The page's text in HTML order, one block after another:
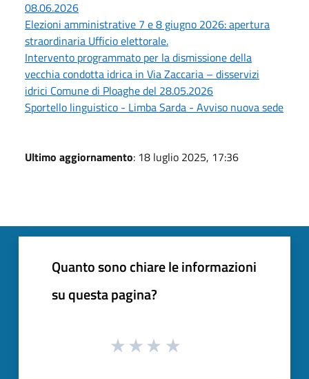
08.06.2026
Elezioni amministrative 7 e 8 giugno 2026: apertura
straordinaria Ufficio elettorale.
Intervento programmato per la dismissione della
vecchia condotta idrica in Via Zaccaria – disservizi
idrici Comune di Ploaghe del 28.05.2026
Sportello linguistico - Limba Sarda - Avviso nuova sede
Ultimo aggiornamento: 18 luglio 2025, 17:36
Quanto sono chiare le informazioni
su questa pagina?